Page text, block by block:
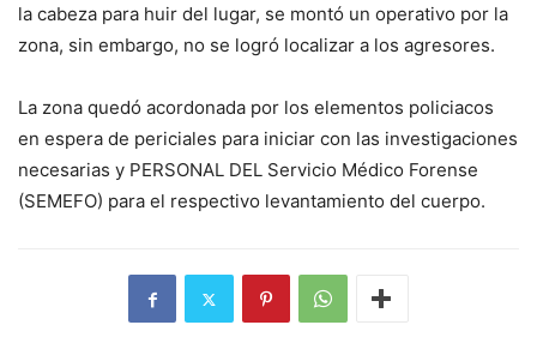
la cabeza para huir del lugar, se montó un operativo por la
zona, sin embargo, no se logró localizar a los agresores.
La zona quedó acordonada por los elementos policiacos
en espera de periciales para iniciar con las investigaciones
necesarias y PERSONAL DEL Servicio Médico Forense
(SEMEFO) para el respectivo levantamiento del cuerpo.